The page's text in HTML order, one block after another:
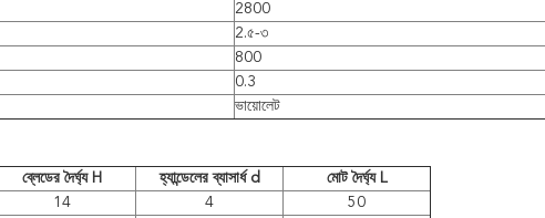
2800
2.৫-৩
800
0.3
ভায়োলেট
ব্লেডের দৈর্ঘ্য H হ্যান্ডেলের ব্যাসার্ধ d
মোট দৈর্ঘ্য L
14 4
50